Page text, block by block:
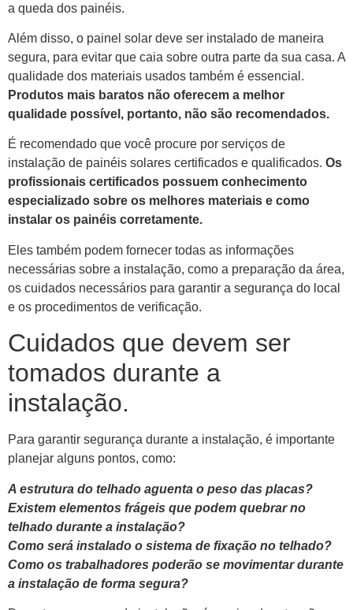
a queda dos painéis.
Além disso, o painel solar deve ser instalado de maneira
segura, para evitar que caia sobre outra parte da sua casa. A
qualidade dos materiais usados também é essencial.
Produtos mais baratos não oferecem a melhor
qualidade possível, portanto, não são recomendados.
É recomendado que você procure por serviços de
instalação de painéis solares certificados e qualificados. Os
profissionais certificados possuem conhecimento
especializado sobre os melhores materiais e como
instalar os painéis corretamente.
Eles também podem fornecer todas as informações
necessárias sobre a instalação, como a preparação da área,
os cuidados necessários para garantir a segurança do local
e os procedimentos de verificação.
Cuidados que devem ser
tomados durante a
instalação.
Para garantir segurança durante a instalação, é importante
planejar alguns pontos, como:
A estrutura do telhado aguenta o peso das placas?
Existem elementos frágeis que podem quebrar no
telhado durante a instalação?
Como será instalado o sistema de fixação no telhado?
Como os trabalhadores poderão se movimentar durante
a instalação de forma segura?